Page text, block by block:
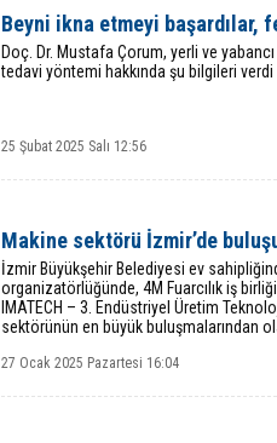
Beyni ikna etmeyi
Doç. Dr. Mustafa Çorum, yerli ve
tedavi yöntemi hakkında şu bilgileri verdi
25 Şubat 2025 Salı 12:56
Makine sektörü İzmir’de
İzmir Büyükşehir Belediyesi ev
organizatörlüğünde, 4M Fuarcılık iş
IMATECH – 3. Endüstriyel Üretim
sektörünün en büyük buluşmalarından
27 Ocak 2025 Pazartesi 16:04